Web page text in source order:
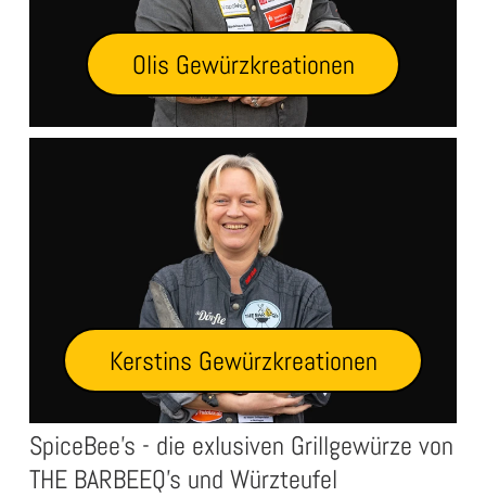
Olis Gewürzkreationen
Kerstins Gewürzkreationen
SpiceBee's - die exlusiven Grillgewürze von
THE BARBEEQ's und Würzteufel